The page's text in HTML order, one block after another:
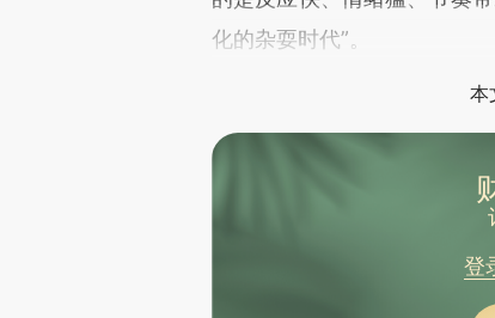
化的杂耍时代”。
本
登